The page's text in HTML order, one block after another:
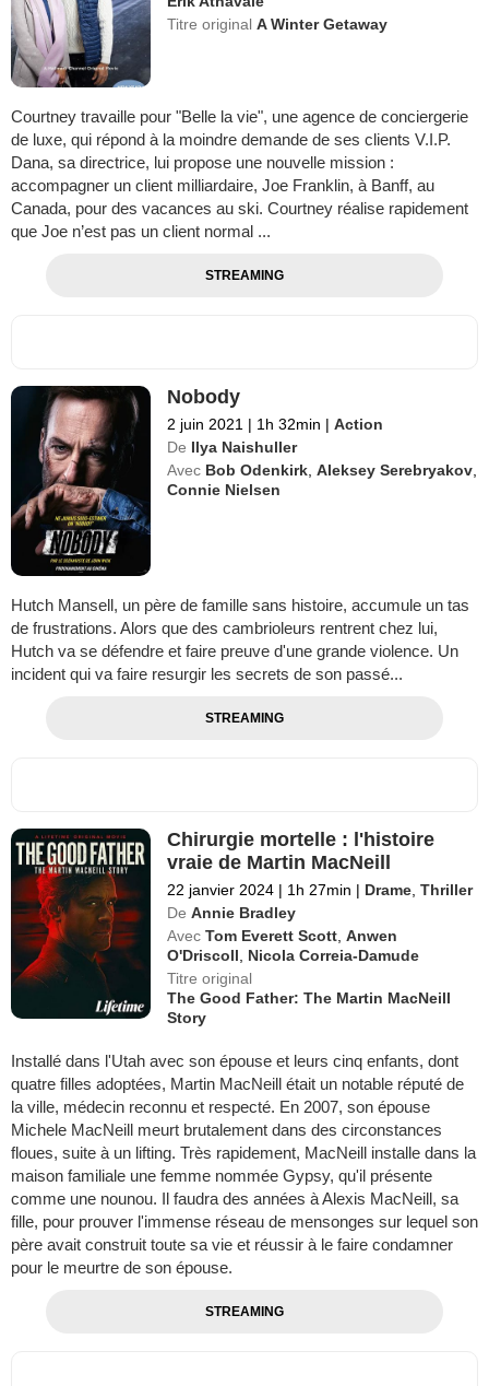
Titre originalA Winter Getaway
Courtney travaille pour "Belle la vie", une agence de conciergerie
de luxe, qui répond à la moindre demande de ses clients V.I.P.
Dana, sa directrice, lui propose une nouvelle mission :
accompagner un client milliardaire, Joe Franklin, à Banff, au
Canada, pour des vacances au ski. Courtney réalise rapidement
que Joe n’est pas un client normal ...
STREAMING
Nobody
2 juin 2021 | 1h 32min | Action
De Ilya Naishuller
Avec Bob Odenkirk ,Aleksey Serebryakov
Connie Nielsen
Hutch Mansell, un père de famille sans histoire, accumule un tas
de frustrations. Alors que des cambrioleurs rentrent chez lui,
Hutch va se défendre et faire preuve d'une grande violence. Un
incident qui va faire resurgir les secrets de son passé...
STREAMING
Chirurgie mortelle : l'histoire
vraie de Martin MacNeill
22 janvier 2024 | 1h 27min | Drame ,Thriller
De Annie Bradley
Avec Tom Everett Scott ,Anwen
O'Driscoll
Nicola Correia-Damude
Titre original
The Good Father: The Martin MacNeill
Story
Installé dans l'Utah avec son épouse et leurs cinq enfants, dont
quatre filles adoptées, Martin MacNeill était un notable réputé de
la ville, médecin reconnu et respecté. En 2007, son épouse
Michele MacNeill meurt brutalement dans des circonstances
floues, suite à un lifting. Très rapidement, MacNeill installe dans la
maison familiale une femme nommée Gypsy, qu'il présente
comme une nounou. Il faudra des années à Alexis MacNeill, sa
fille, pour prouver l'immense réseau de mensonges sur lequel son
père avait construit toute sa vie et réussir à le faire condamner
pour le meurtre de son épouse.
STREAMING